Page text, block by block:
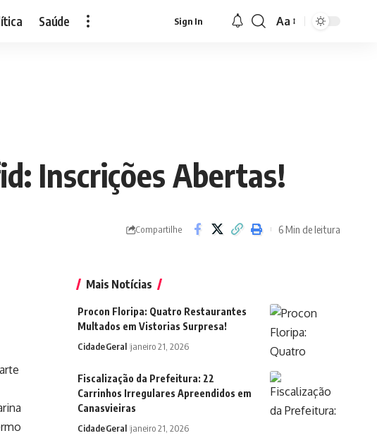
Saúde Sign In
Font
Aa
Inscrições Abertas!
Compartilhe 6 Min de leitura
Mais Notícias
Procon Floripa: Quatro Restaurantes
Multados em Vistorias Surpresa!
CidadeGeral janeiro 21, 2026
Fiscalização da Prefeitura: 22
Carrinhos Irregulares Apreendidos em
Canasvieiras
CidadeGeral janeiro 21, 2026